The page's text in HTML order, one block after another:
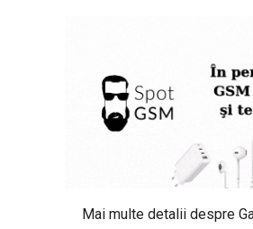
Mai multe detalii despre